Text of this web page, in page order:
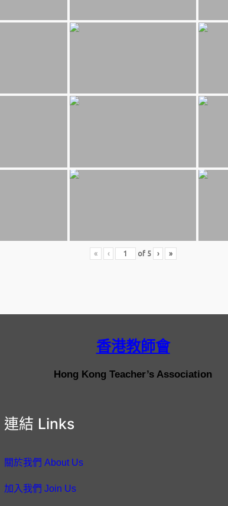
« ‹ of 5 › »
香港教師會
Hong Kong Teacher’s Association
連結 Links
關於我們 About Us
加入我們 Join Us